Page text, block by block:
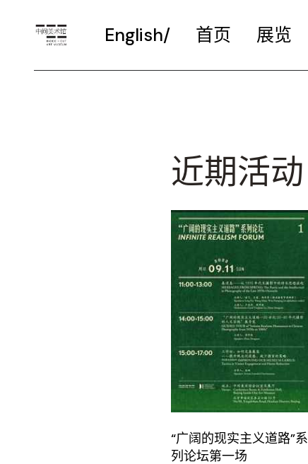
English/ 首页 展览
近期活动
“广阔的现实主义道路”系
列论坛第一场